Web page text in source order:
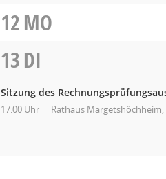
12MO
13DI
Sitzung des
17:00 Uhr Rathaus Margetshöchheim,